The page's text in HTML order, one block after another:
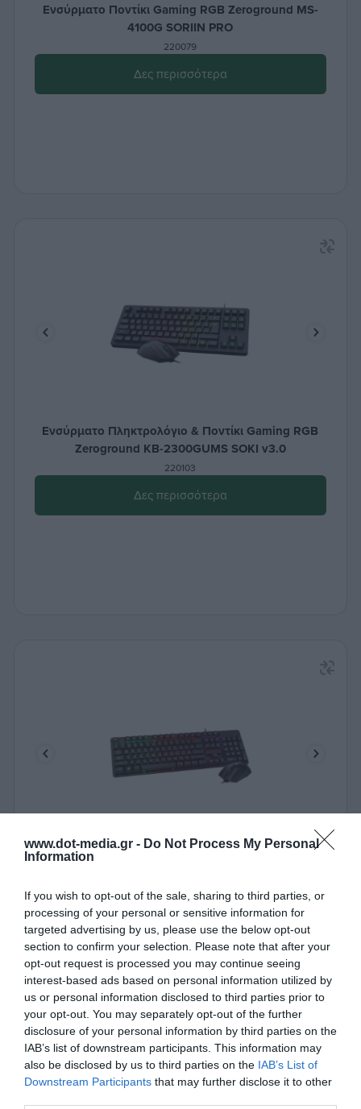
www.dot-media.gr - Do Not Process My Personal
Information
If you wish to opt-out of the sale, sharing to third parties, or
processing of your personal or sensitive information for
targeted advertising by us, please use the below opt-out
section to confirm your selection. Please note that after your
opt-out request is processed you may continue seeing
interest-based ads based on personal information utilized by
us or personal information disclosed to third parties prior to
your opt-out. You may separately opt-out of the further
disclosure of your personal information by third parties on the
IAB’s list of downstream participants. This information may
also be disclosed by us to third parties on the IAB’s List of
Downstream Participants that may further disclose it to other
Ενσύρματο Ποντίκι Gaming RGB Zeroground MS-
4100G SORIIN PRO
220079
Δες περισσότερα
Ενσύρματο Πληκτρολόγιο & Ποντίκι Gaming RGB
Zeroground KB-2300GUMS SOKI v3.0
220103
Δες περισσότερα
Ενσύρματο Πληκτρολόγιο & Ποντίκι Gaming RGB
220102
Δες περισσότερα